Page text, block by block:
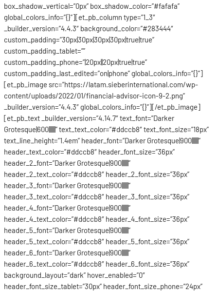
box_shadow_vertical=”0px” box_shadow_color=”#fafafa”
global_colors_info=”{}”][et_pb_column type=”1_3″
_builder_version=”4.4.3″ background_color=”#283444″
custom_padding=”30px|30px|30px|30px|true|true”
custom_padding_tablet=””
custom_padding_phone=”|20px||20px|true|true”
custom_padding_last_edited=”on|phone” global_colors_info=”{}”]
[et_pb_image src=”https://latam.sieberinternational.com/wp-
content/uploads/2022/01/financial-advisor-icon-9-2.png”
_builder_version=”4.4.3″ global_colors_info=”{}”][/et_pb_image]
[et_pb_text _builder_version=”4.14.7″ text_font=”Darker
Grotesque|600|||||||” text_text_color=”#ddccb8″ text_font_size=”18px”
text_line_height=”1.4em” header_font=”Darker Grotesque|900|||||||”
header_text_color=”#ddccb8″ header_font_size=”36px”
header_2_font=”Darker Grotesque|900|||||||”
header_2_text_color=”#ddccb8″ header_2_font_size=”36px”
header_3_font=”Darker Grotesque|900|||||||”
header_3_text_color=”#ddccb8″ header_3_font_size=”36px”
header_4_font=”Darker Grotesque|900|||||||”
header_4_text_color=”#ddccb8″ header_4_font_size=”36px”
header_5_font=”Darker Grotesque|900|||||||”
header_5_text_color=”#ddccb8″ header_5_font_size=”36px”
header_6_font=”Darker Grotesque|900|||||||”
header_6_text_color=”#ddccb8″ header_6_font_size=”36px”
background_layout=”dark” hover_enabled=”0″
header_font_size_tablet=”30px” header_font_size_phone=”24px”